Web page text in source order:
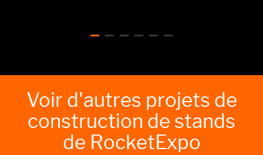
Voir d'autres projets de
construction de stands
de RocketExpo